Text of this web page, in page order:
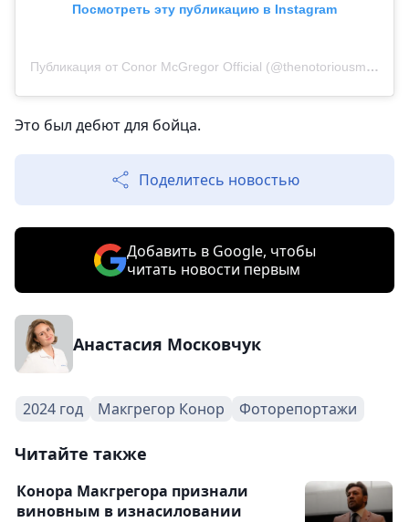
Посмотреть эту публикацию в Instagram
Публикация от Conor McGregor Official (@thenotoriousmma)
Это был дебют для бойца.
Поделитесь новостью
Добавить в Google, чтобы
читать новости первым
Анастасия Московчук
2024 год Макгрегор Конор Фоторепортажи
Читайте также
Конора Макгрегора признали
виновным в изнасиловании